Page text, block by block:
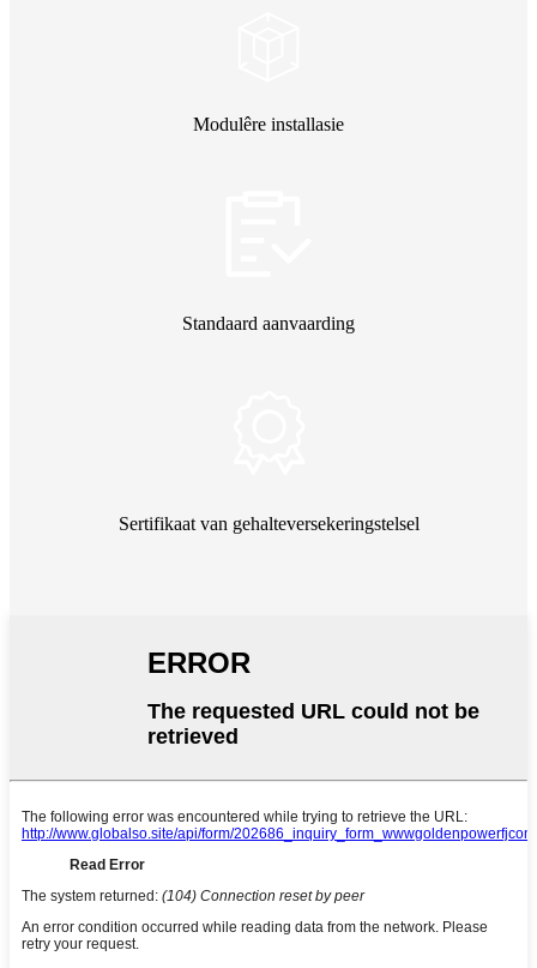
Modulêre installasie
Standaard aanvaarding
Sertifikaat van gehalteversekeringstelsel